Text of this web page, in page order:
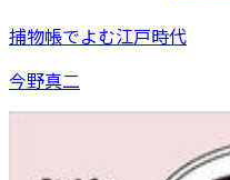
捕物帳でよむ江戸時代
今野真二